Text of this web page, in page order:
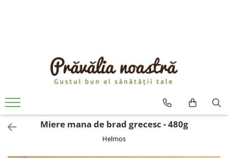
ULEIURI ȘI UNTURI
MĂSLINE
NUCI ȘI SEMINȚE
FRUCTE DESHIDRATATE
ÎNDULCITORI NATURALI / MIERE
Miere mana de brad grecesc - 480g
Helmos